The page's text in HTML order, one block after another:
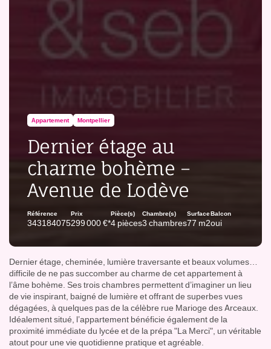
Appartement Montpellier
Dernier étage au
charme bohème –
Avenue de Lodève
Référence
343184075
Prix
299 000 €*
Pièce(s)
4 pièces
Chambre(s)
3 chambres
Surface
77 m2
Balcon
oui
Dernier étage, cheminée, lumière traversante et beaux volumes…
difficile de ne pas succomber au charme de cet appartement à
l’âme bohème. Ses trois chambres permettent d’imaginer un lieu
de vie inspirant, baigné de lumière et offrant de superbes vues
dégagées, à quelques pas de la célèbre rue Marioge des Arceaux.
Idéalement situé, l’appartement bénéficie également de la
proximité immédiate du lycée et de la prépa "La Merci", un véritable
atout pour une vie quotidienne pratique et agréable.